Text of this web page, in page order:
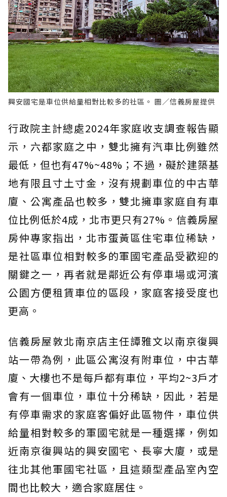
興安國宅是車位供給量相對比較多的社區。 圖／信義房屋提供
行政院主計總處2024年家庭收支調查報告顯
示，六都家庭之中，雙北擁有汽車比例雖然
最低，但也有47%~48%；不過，礙於建築基
地有限且寸土寸金，沒有規劃車位的中古華
廈、公寓產品也較多，雙北擁車家庭自有車
位比例低於4成，北市更只有27%。信義房屋
房仲專家指出，北市蛋黃區住宅車位稀缺，
是社區車位相對較多的軍國宅產品受歡迎的
關鍵之一，再者就是鄰近公有停車場或河濱
公園方便租賃車位的區段，家庭客接受度也
更高。
信義房屋敦北南京店主任譚雅文以南京復興
站一帶為例，此區公寓沒有附車位，中古華
廈、大樓也不是每戶都有車位，平均2~3戶才
會有一個車位，車位十分稀缺，因此，若是
有停車需求的家庭客偏好此區物件，車位供
給量相對較多的軍國宅就是一種選擇，例如
近南京復興站的興安國宅、長寧大廈，或是
往北其他軍國宅社區，且這類型產品室內空
間也比較大，適合家庭居住。